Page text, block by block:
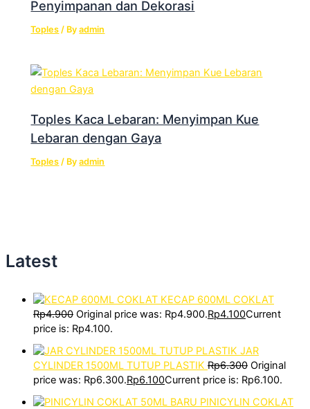
Penyimpanan dan Dekorasi
Toples / Byadmin
Toples Kaca Lebaran: Menyimpan Kue
Lebaran dengan Gaya
Toples / Byadmin
Latest
KECAP 600ML COKLAT
Rp4.900 Original price was: Rp4.900.Rp4.100Current
price is: Rp4.100.
JAR
CYLINDER 1500ML TUTUP PLASTIK Rp6.300 Original
price was: Rp6.300.Rp6.100Current price is: Rp6.100.
PINICYLIN COKLAT